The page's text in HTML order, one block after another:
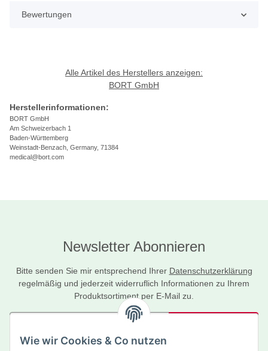
Wie wir Cookies & Co nutzen
Bewertungen
Alle Artikel des Herstellers anzeigen:
BORT GmbH
Herstellerinformationen:
BORT GmbH
Am Schweizerbach 1
Baden-Württemberg
Weinstadt-Benzach, Germany, 71384
medical@bort.com
Newsletter Abonnieren
Bitte senden Sie mir entsprechend Ihrer Datenschutzerklärung
regelmäßig und jederzeit widerruflich Informationen zu Ihrem
Produktsortiment per E-Mail zu.
Newsletter Abonnieren